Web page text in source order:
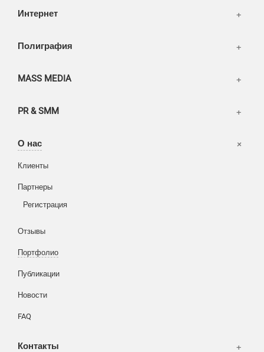
Интернет
Полиграфия
MASS MEDIA
PR & SMM
О нас
Клиенты
Партнеры
Регистрация
Отзывы
Портфолио
Публикации
Новости
FAQ
Контакты
Офисы
Корзина
Вход
Написать тикет
Разное
WEB и технологии